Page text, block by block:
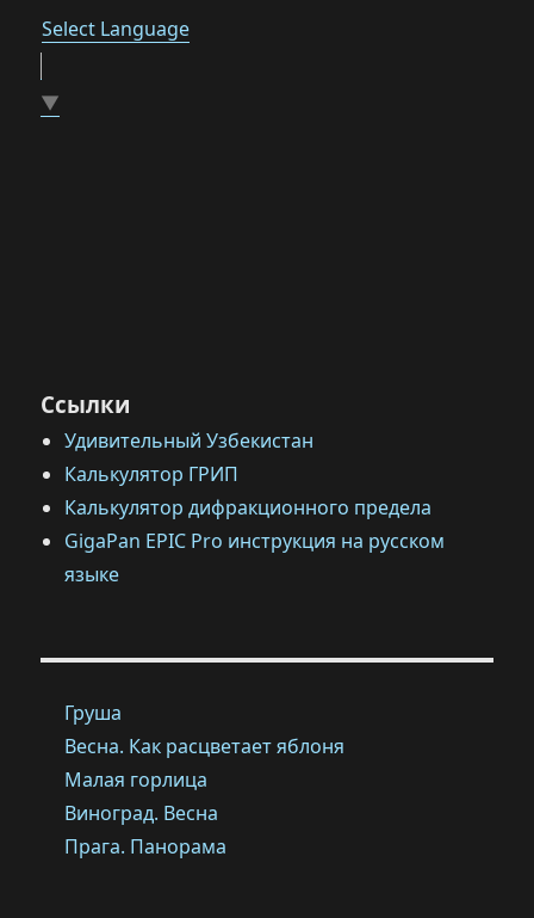
Select Language
▼
Ссылки
Удивительный Узбекистан
Калькулятор ГРИП
Калькулятор дифракционного предела
GigaPan EPIC Pro инструкция на русском
языке
Груша
Весна. Как расцветает яблоня
Малая горлица
Виноград. Весна
Прага. Панорама